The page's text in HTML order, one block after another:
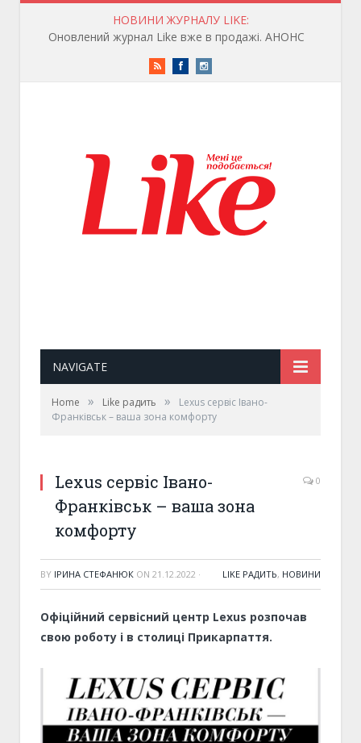
НОВИНИ ЖУРНАЛУ LIKE:
Оновлений журнал Like вже в продажі. АНОНС
RSS FacebookInstagram
NAVIGATE
Home » Like радить »
Lexus сервіс Івано-
Франківськ – ваша зона комфорту
Lexus сервіс Івано-
Франківськ – ваша зона
комфорту
0
BY ІРИНА СТЕФАНЮК ON 21.12.2022 · LIKE РАДИТЬ, НОВИНИ
Офіційний сервісний центр Lexus розпочав
свою роботу і в столиці Прикарпаття.